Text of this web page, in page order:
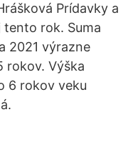
Prídavky a
rok. Suma
2021 výrazne
rokov. Výška
6 rokov veku